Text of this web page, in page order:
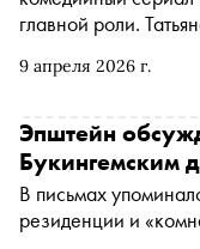
9 апреля 2026 г.
главной роли.
получасовых
Эпштейн
Букингемским
В письмах
резиденции и